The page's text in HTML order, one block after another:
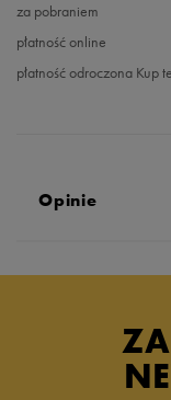
za pobraniem
płatność online
płatność odroczona Kup
Opinie